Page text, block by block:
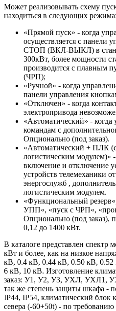
Может реализовывать схему
находиться в следующих
«Прямой пуск» - когда
осуществляется с панели
СТОП (ВКЛ-ВЫКЛ) в
300кВт, более мощности
производится с плавным
(ЧРП);
«Ручной» - когда
панели управления
«Отключен» - когда
электропривода
«Автоматический» - когда
командам с
Опционально (под заказ).
«Автоматический + ПЛК
логистическим модулем)»
включение и отключение
устройств телемеханики
энергослужб ,
логистическим модулем.
«Функциональный
УПП«, «пуск с ЧРП«,
Опционально (под заказ),
0,12 до 1400 кВт.
В каталоге представлен спектр
кВт и более, как на низкое
кВ, 0.4 кВ, 0.44 кВ, 0.50 кВ, 0.52
6 кВ, 10 кВ. Изготовление
заказ: У1, У2, У3, УХЛ, УХЛ1,
так же степень защиты шкафа -
IP44, IP54, климатический блок
севера (-60+50t) - по требованию